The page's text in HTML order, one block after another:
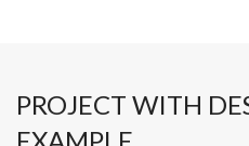
PROJECT WITH